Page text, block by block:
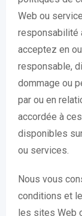
Web ou
responsabilité
acceptez en
responsable,
dommage ou
par ou en
accordée à
disponibles
ou services.
Nous vous
conditions et
les sites Web